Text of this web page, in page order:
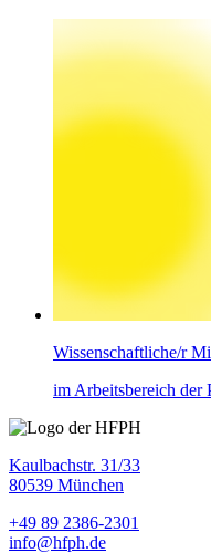
Wissenschaftliche/r
im Arbeitsbereich der
Kaulbachstr. 31/33
80539 München
+49 89 2386-2301
info@hfph.de